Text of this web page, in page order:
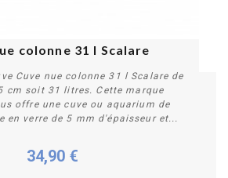
colonne 31 l Scalare
Cuve nue colonne 31 l Scalare de
cm soit 31 litres. Cette marque
offre une cuve ou aquarium de
en verre de 5 mm d'épaisseur et...
34,90 €